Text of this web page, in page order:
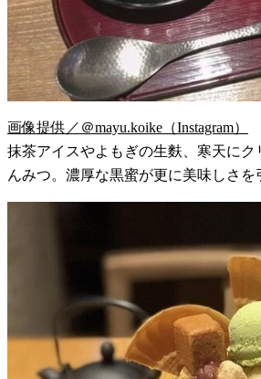
画像提供／＠mayu.koike（Instagram）
抹茶アイスやよもぎの生麩、寒天にク
んみつ。濃厚な黒蜜が更に美味しさを